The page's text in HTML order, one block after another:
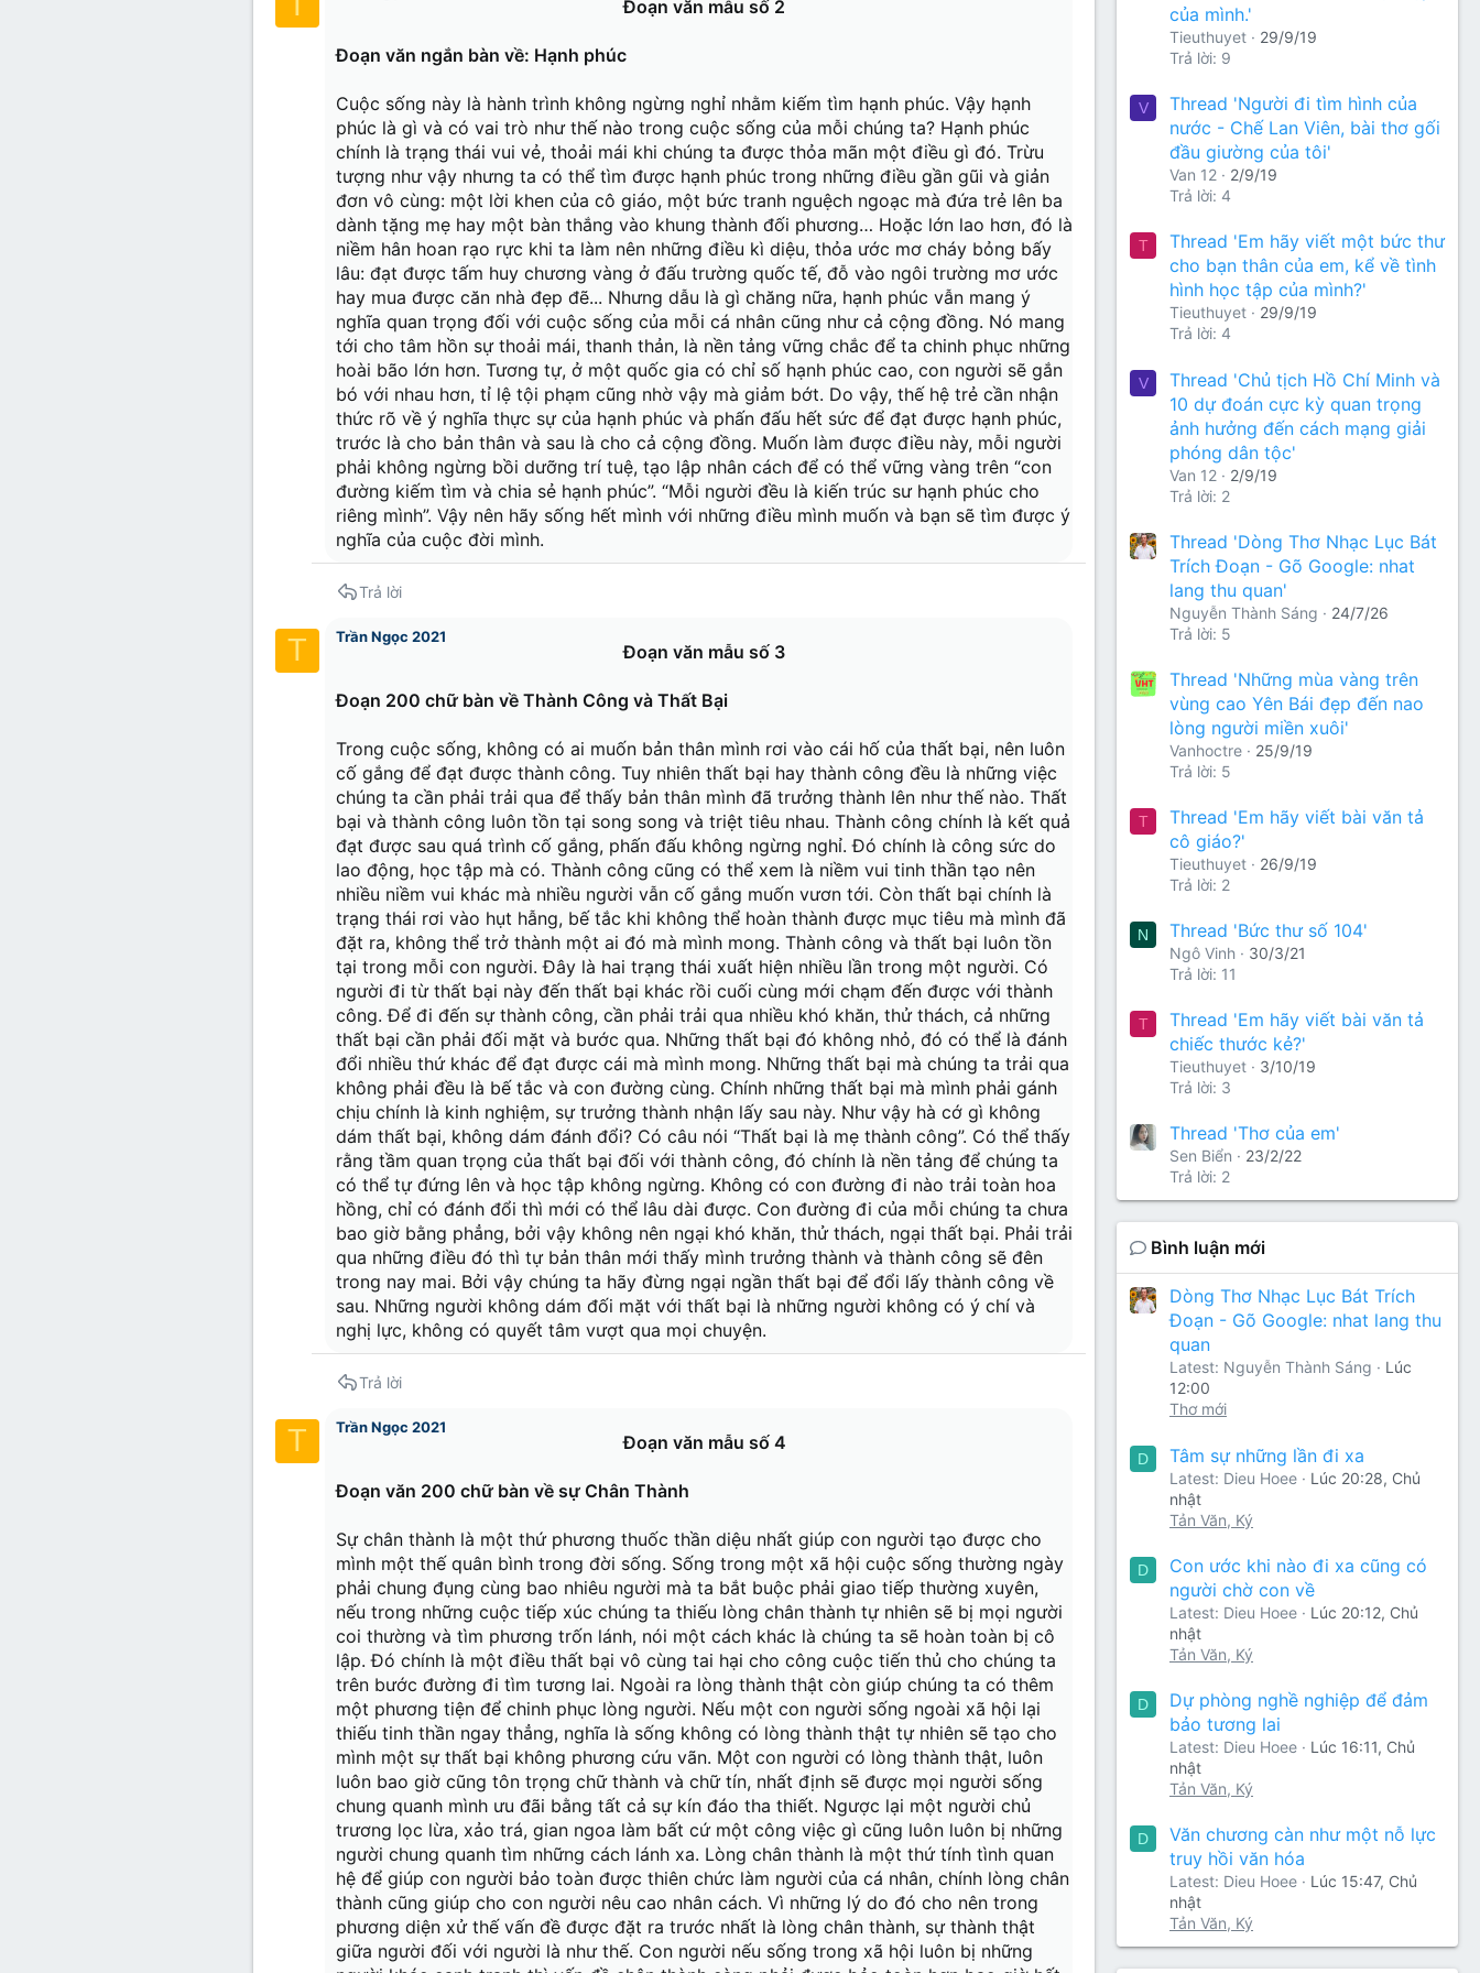
Đoạn văn mẫu số 2
Đoạn văn ngắn bàn về: Hạnh phúc
Cuộc sống này là hành trình không ngừng nghỉ nhằm kiếm tìm hạnh phúc. Vậy hạnh
phúc là gì và có vai trò như thế nào trong cuộc sống của mỗi chúng ta? Hạnh phúc
chính là trạng thái vui vẻ, thoải mái khi chúng ta được thỏa mãn một điều gì đó. Trừu
tượng như vậy nhưng ta có thể tìm được hạnh phúc trong những điều gần gũi và giản
đơn vô cùng: một lời khen của cô giáo, một bức tranh nguệch ngoạc mà đứa trẻ lên ba
dành tặng mẹ hay một bàn thắng vào khung thành đối phương… Hoặc lớn lao hơn, đó là
niềm hân hoan rạo rực khi ta làm nên những điều kì diệu, thỏa ước mơ cháy bỏng bấy
lâu: đạt được tấm huy chương vàng ở đấu trường quốc tế, đỗ vào ngôi trường mơ ước
hay mua được căn nhà đẹp đẽ... Nhưng dẫu là gì chăng nữa, hạnh phúc vẫn mang ý
nghĩa quan trọng đối với cuộc sống của mỗi cá nhân cũng như cả cộng đồng. Nó mang
tới cho tâm hồn sự thoải mái, thanh thản, là nền tảng vững chắc để ta chinh phục những
hoài bão lớn hơn. Tương tự, ở một quốc gia có chỉ số hạnh phúc cao, con người sẽ gắn
bó với nhau hơn, tỉ lệ tội phạm cũng nhờ vậy mà giảm bớt. Do vậy, thế hệ trẻ cần nhận
thức rõ về ý nghĩa thực sự của hạnh phúc và phấn đấu hết sức để đạt được hạnh phúc,
trước là cho bản thân và sau là cho cả cộng đồng. Muốn làm được điều này, mỗi người
phải không ngừng bồi dưỡng trí tuệ, tạo lập nhân cách để có thể vững vàng trên “con
đường kiếm tìm và chia sẻ hạnh phúc”. “Mỗi người đều là kiến trúc sư hạnh phúc cho
riêng mình”. Vậy nên hãy sống hết mình với những điều mình muốn và bạn sẽ tìm được ý
nghĩa của cuộc đời mình.
Trả lời
T Trần Ngọc 2021
Đoạn văn mẫu số 3
Đoạn 200 chữ bàn về Thành Công và Thất Bại
Trong cuộc sống, không có ai muốn bản thân mình rơi vào cái hố của thất bại, nên luôn
cố gắng để đạt được thành công. Tuy nhiên thất bại hay thành công đều là những việc
chúng ta cần phải trải qua để thấy bản thân mình đã trưởng thành lên như thế nào. Thất
bại và thành công luôn tồn tại song song và triệt tiêu nhau. Thành công chính là kết quả
đạt được sau quá trình cố gắng, phấn đấu không ngừng nghỉ. Đó chính là công sức do
lao động, học tập mà có. Thành công cũng có thể xem là niềm vui tinh thần tạo nên
nhiều niềm vui khác mà nhiều người vẫn cố gắng muốn vươn tới. Còn thất bại chính là
trạng thái rơi vào hụt hẫng, bế tắc khi không thể hoàn thành được mục tiêu mà mình đã
đặt ra, không thể trở thành một ai đó mà mình mong. Thành công và thất bại luôn tồn
tại trong mỗi con người. Đây là hai trạng thái xuất hiện nhiều lần trong một người. Có
người đi từ thất bại này đến thất bại khác rồi cuối cùng mới chạm đến được với thành
công. Để đi đến sự thành công, cần phải trải qua nhiều khó khăn, thử thách, cả những
thất bại cần phải đối mặt và bước qua. Những thất bại đó không nhỏ, đó có thể là đánh
đổi nhiều thứ khác để đạt được cái mà mình mong. Những thất bại mà chúng ta trải qua
không phải đều là bế tắc và con đường cùng. Chính những thất bại mà mình phải gánh
chịu chính là kinh nghiệm, sự trưởng thành nhận lấy sau này. Như vậy hà cớ gì không
dám thất bại, không dám đánh đổi? Có câu nói “Thất bại là mẹ thành công”. Có thể thấy
rằng tầm quan trọng của thất bại đối với thành công, đó chính là nền tảng để chúng ta
có thể tự đứng lên và học tập không ngừng. Không có con đường đi nào trải toàn hoa
hồng, chỉ có đánh đổi thì mới có thể lâu dài được. Con đường đi của mỗi chúng ta chưa
bao giờ bằng phẳng, bởi vậy không nên ngại khó khăn, thử thách, ngại thất bại. Phải trải
qua những điều đó thì tự bản thân mới thấy mình trưởng thành và thành công sẽ đên
trong nay mai. Bởi vậy chúng ta hãy đừng ngại ngần thất bại để đổi lấy thành công về
sau. Những người không dám đối mặt với thất bại là những người không có ý chí và
nghị lực, không có quyết tâm vượt qua mọi chuyện.
Trả lời
T Trần Ngọc 2021
Đoạn văn mẫu số 4
Đoạn văn 200 chữ bàn về sự Chân Thành
Sự chân thành là một thứ phương thuốc thần diệu nhất giúp con người tạo được cho
mình một thế quân bình trong đời sống. Sống trong một xã hội cuộc sống thường ngày
phải chung đụng cùng bao nhiêu người mà ta bắt buộc phải giao tiếp thường xuyên,
nếu trong những cuộc tiếp xúc chúng ta thiếu lòng chân thành tự nhiên sẽ bị mọi người
coi thường và tìm phương trốn lánh, nói một cách khác là chúng ta sẽ hoàn toàn bị cô
lập. Đó chính là một điều thất bại vô cùng tai hại cho công cuộc tiến thủ cho chúng ta
trên bước đường đi tìm tương lai. Ngoài ra lòng thành thật còn giúp chúng ta có thêm
một phương tiện để chinh phục lòng người. Nếu một con người sống ngoài xã hội lại
thiếu tinh thần ngay thẳng, nghĩa là sống không có lòng thành thật tự nhiên sẽ tạo cho
mình một sự thất bại không phương cứu vãn. Một con người có lòng thành thật, luôn
luôn bao giờ cũng tôn trọng chữ thành và chữ tín, nhất định sẽ được mọi người sống
chung quanh mình ưu đãi bằng tất cả sự kín đáo tha thiết. Ngược lại một người chủ
trương lọc lừa, xảo trá, gian ngoa làm bất cứ một công việc gì cũng luôn luôn bị những
người chung quanh tìm những cách lánh xa. Lòng chân thành là một thứ tính tình quan
hệ để giúp con người bảo toàn được thiên chức làm người của cá nhân, chính lòng chân
thành cũng giúp cho con người nêu cao nhân cách. Vì những lý do đó cho nên trong
phương diện xử thế vấn đề được đặt ra trước nhất là lòng chân thành, sự thành thật
giữa người đối với người là như thế. Con người nếu sống trong xã hội luôn bị những
của mình.'
Tieuthuyet
29/9/19
Trả lời: 9
V
Thread 'Người đi tìm hình của
nước - Chế Lan Viên, bài thơ gối
đầu giường của tôi'
Van 12
2/9/19
Trả lời: 4
T
Thread 'Em hãy viết một bức thư
cho bạn thân của em, kể về tình
hình học tập của mình?'
Tieuthuyet
29/9/19
Trả lời: 4
V
Thread 'Chủ tịch Hồ Chí Minh và
10 dự đoán cực kỳ quan trọng
ảnh hưởng đến cách mạng giải
phóng dân tộc'
Van 12
2/9/19
Trả lời: 2
Thread 'Dòng Thơ Nhạc Lục Bát
Trích Đoạn - Gõ Google: nhat
lang thu quan'
Nguyễn Thành Sáng
24/7/26
Trả lời: 5
Thread 'Những mùa vàng trên
vùng cao Yên Bái đẹp đến nao
lòng người miền xuôi'
Vanhoctre
25/9/19
Trả lời: 5
T
Thread 'Em hãy viết bài văn tả
cô giáo?'
Tieuthuyet
26/9/19
Trả lời: 2
N Thread 'Bức thư số 104'
Ngô Vinh
30/3/21
Trả lời: 11
T
Thread 'Em hãy viết bài văn tả
chiếc thước kẻ?'
Tieuthuyet
3/10/19
Trả lời: 3
Thread 'Thơ của em'
Sen Biển
23/2/22
Trả lời: 2
Bình luận mới
Dòng Thơ Nhạc Lục Bát Trích
Đoạn - Gõ Google: nhat lang thu
quan
Latest: Nguyễn Thành Sáng
Lúc
12:00
Thơ mới
D Tâm sự những lần đi xa
Latest: Dieu Hoee
Lúc 20:28, Chủ
nhật
Tản Văn, Ký
D
Con ước khi nào đi xa cũng có
người chờ con về
Latest: Dieu Hoee
Lúc 20:12, Chủ
nhật
Tản Văn, Ký
D
Dự phòng nghề nghiệp để đảm
bảo tương lai
Latest: Dieu Hoee
Lúc 16:11, Chủ
nhật
Tản Văn, Ký
D
Văn chương càn như một nỗ lực
truy hồi văn hóa
Latest: Dieu Hoee
Lúc 15:47, Chủ
nhật
Tản Văn, Ký